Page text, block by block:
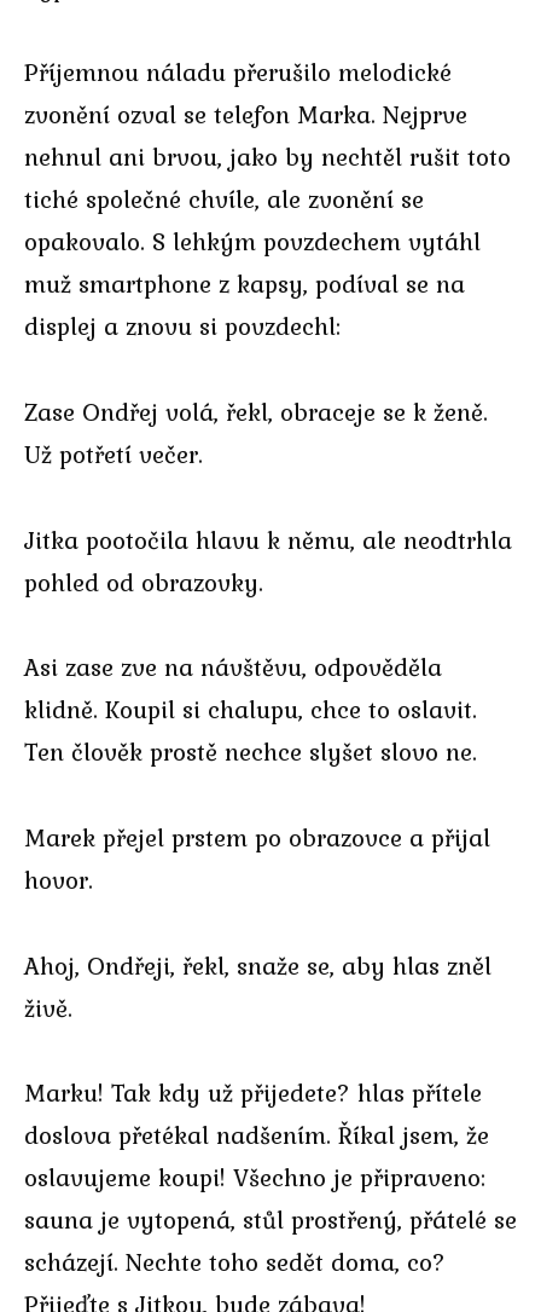
Příjemnou náladu přerušilo melodické
zvonění ozval se telefon Marka. Nejprve
nehnul ani brvou, jako by nechtěl rušit toto
tiché společné chvíle, ale zvonění se
opakovalo. S lehkým povzdechem vytáhl
muž smartphone z kapsy, podíval se na
displej a znovu si povzdechl:
Zase Ondřej volá, řekl, obraceje se k ženě.
Už potřetí večer.
Jitka pootočila hlavu k němu, ale neodtrhla
pohled od obrazovky.
Asi zase zve na návštěvu, odpověděla
klidně. Koupil si chalupu, chce to oslavit.
Ten člověk prostě nechce slyšet slovo ne.
Marek přejel prstem po obrazovce a přijal
hovor.
Ahoj, Ondřeji, řekl, snaže se, aby hlas zněl
živě.
Marku! Tak kdy už přijedete? hlas přítele
doslova přetékal nadšením. Říkal jsem, že
oslavujeme koupi! Všechno je připraveno:
sauna je vytopená, stůl prostřený, přátelé se
scházejí. Nechte toho sedět doma, co?